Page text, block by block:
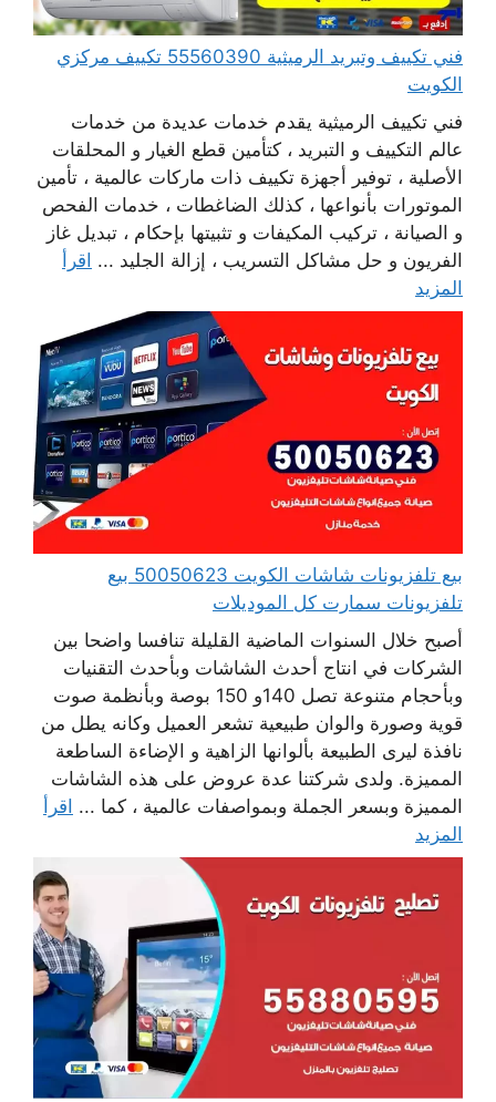
فني تكييف وتبريد الرميثية 55560390 تكييف مركزي
الكويت
فني تكييف الرميثية يقدم خدمات عديدة من خدمات
عالم التكييف و التبريد ، كتأمين قطع الغيار و المحلقات
الأصلية ، توفير أجهزة تكييف ذات ماركات عالمية ، تأمين
الموتورات بأنواعها ، كذلك الضاغطات ، خدمات الفحص
و الصيانة ، تركيب المكيفات و تثبيتها بإحكام ، تبديل غاز
الفريون و حل مشاكل التسريب ، إزالة الجليد ... اقرأ
المزيد
بيع تلفزيونات شاشات الكويت 50050623 بيع
تلفزيونات سمارت كل الموديلات
أصبح خلال السنوات الماضية القليلة تنافسا واضحا بين
الشركات في انتاج أحدث الشاشات وبأحدث التقنيات
وبأحجام متنوعة تصل 140و 150 بوصة وبأنظمة صوت
قوية وصورة والوان طبيعية تشعر العميل وكانه يطل من
نافذة ليرى الطبيعة بألوانها الزاهية و الإضاءة الساطعة
المميزة. ولدى شركتنا عدة عروض على هذه الشاشات
المميزة وبسعر الجملة وبمواصفات عالمية ، كما ... اقرأ
المزيد